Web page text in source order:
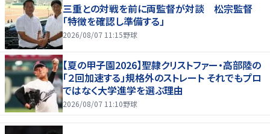
三重との対戦を前に両監督が対談 松宗監督
「特徴を確認し準備する」
2026/08/07 11:15野球
【夏の甲子園2026】聖隷クリストファー・高部陸の
「２回加速する」規格外のストレート それでもプロ
ではなく大学進学を選ぶ理由
2026/08/07 11:10野球